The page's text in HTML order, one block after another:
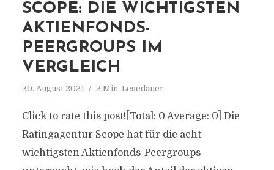
SCOPE: DIE WICHTIGSTEN
AKTIENFONDS-
PEERGROUPS IM
VERGLEICH
30. August 2021 2 Min. Lesedauer
Click to rate this post![Total: 0 Average: 0] Die
Ratingagentur Scope hat für die acht
wichtigsten Aktienfonds-Peergroups